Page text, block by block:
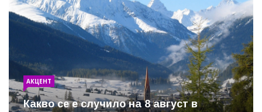
АКЦЕНТ
Какво се е случило на 8 август в